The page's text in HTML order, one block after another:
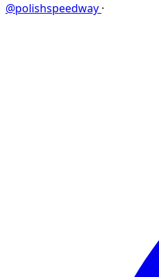
@polishspeedway ·